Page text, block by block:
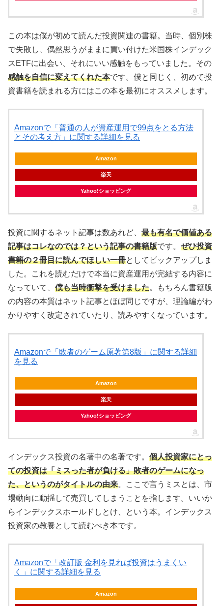
この本は僕が初めて読んだ投資関連の書籍。当時、個別株
で失敗し、偶然思うがままに買い付けた米国株インデック
スETFに出会い、それにいい感触をもっていました。その
感触を自信に変えてくれた本です。僕と同じく、初めて投
資書籍を読まれる方にはこの本を最初にオススメします。
Amazonで「普通の人が資産運用で99点をとる方法
とその考え方」に関する詳細を見る
Amazon
楽天
Yahoo!ショッピング
投資に関するネット記事は数あれど、 最も有名で価値ある
記事はコレなのでは？という記事の書籍版です。 ぜひ投資
書籍の２冊目に読んでほしい一冊としてピックアップしま
した。これを読むだけで本当に資産運用が完結する内容に
なっていて、 僕も当時衝撃を受けました。もちろん書籍版
の内容の本質はネット記事とほぼ同じですが、理論編がわ
かりやすく改定されていたり、読みやすくなっています。
Amazonで「敗者のゲーム原著第8版」に関する詳細
を見る
Amazon
楽天
Yahoo!ショッピング
インデックス投資の名著中の名著です。 個人投資家にとっ
ての投資は「ミスった者が負ける」敗者のゲームになっ
た、というのがタイトルの由来。ここで言うミスとは、市
場動向に動揺して売買してしまうことを指します。いいか
らインデックスホールドしとけ、という本。インデックス
投資家の教養として読むべき本です。
Amazonで「改訂版 金利を見れば投資はうまくい
く」に関する詳細を見る
Amazon